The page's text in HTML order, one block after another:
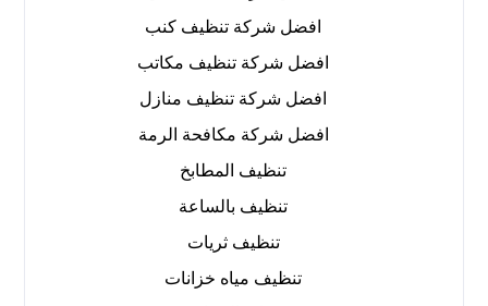
افضل شركة تنظيف كنب
افضل شركة تنظيف مكاتب
افضل شركة تنظيف منازل
افضل شركة مكافحة الرمة
تنظيف المطابخ
تنظيف بالساعة
تنظيف ثريات
تنظيف مياه خزانات